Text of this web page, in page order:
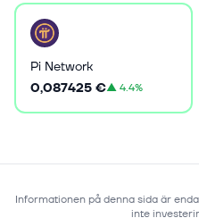
Pi Network
0,087425 €▲4.4%
Informationen på denna sida är
inte